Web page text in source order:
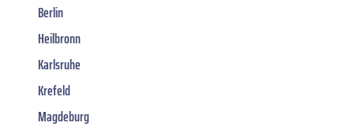
Berlin
Heilbronn
Karlsruhe
Krefeld
Magdeburg